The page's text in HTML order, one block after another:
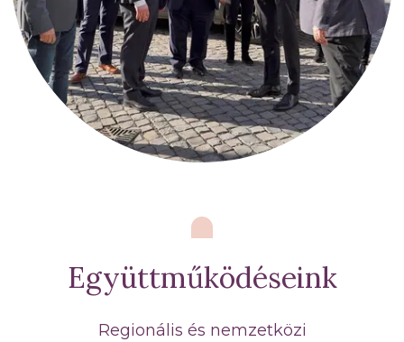
Együttműködéseink
Regionális és nemzetközi